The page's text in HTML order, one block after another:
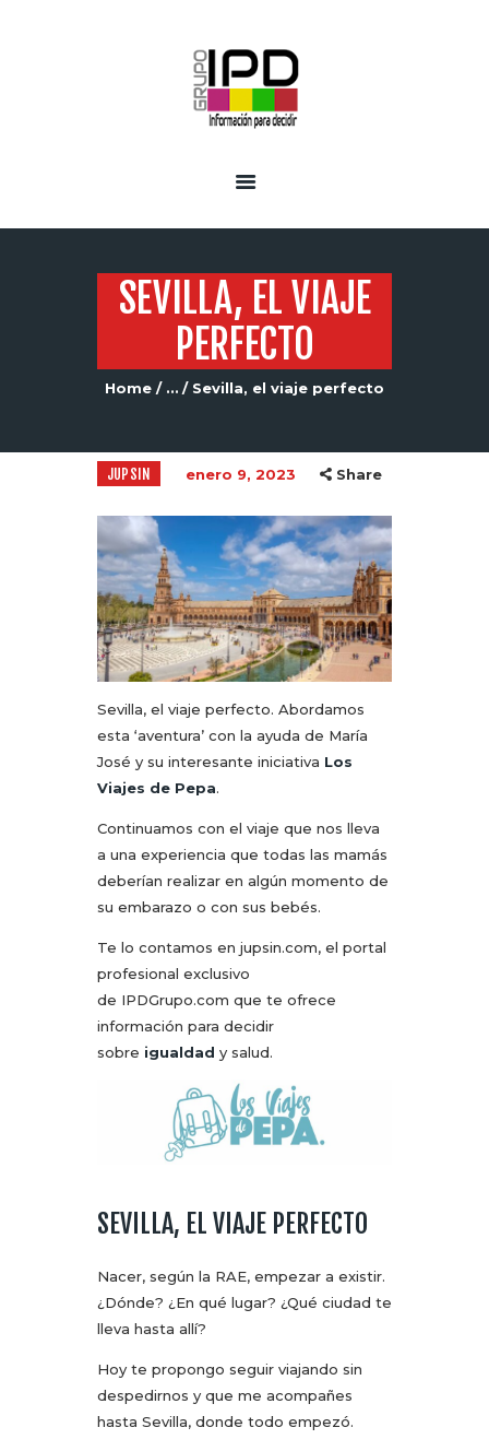
SEVILLA, EL VIAJE
PERFECTO
Home ... Sevilla, el viaje perfecto
JUPSIN enero 9, 2023 Share
Sevilla, el viaje perfecto. Abordamos
esta ‘aventura’ con la ayuda de María
José y su interesante iniciativa Los
Viajes de Pepa.
Continuamos con el viaje que nos lleva
a una experiencia que todas las mamás
deberían realizar en algún momento de
su embarazo o con sus bebés.
Te lo contamos en jupsin.com, el portal
profesional exclusivo
de IPDGrupo.com que te ofrece
información para decidir
sobre igualdad y salud.
SEVILLA, EL VIAJE PERFECTO
Nacer, según la RAE, empezar a existir.
¿Dónde? ¿En qué lugar? ¿Qué ciudad te
lleva hasta allí?
Hoy te propongo seguir viajando sin
despedirnos y que me acompañes
hasta Sevilla, donde todo empezó.